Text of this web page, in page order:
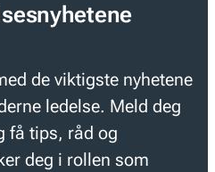
de viktigste nyhetene
ledelse. Meld deg
få tips, råd og
deg i rollen som